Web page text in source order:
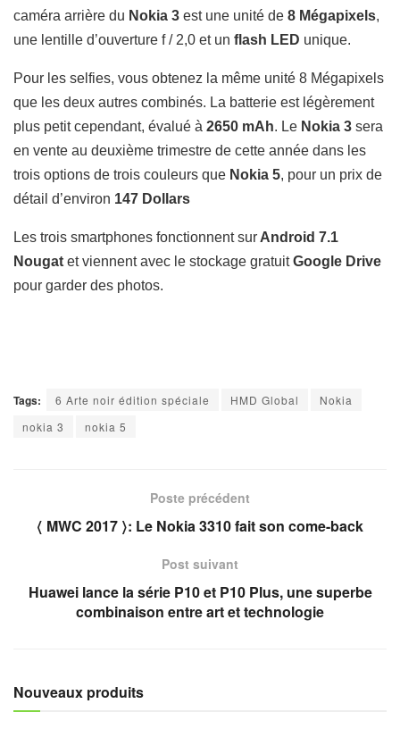
caméra arrière du Nokia 3 est une unité de 8 Mégapixels,
une lentille d’ouverture f / 2,0 et un flash LED unique.
Pour les selfies, vous obtenez la même unité 8 Mégapixels
que les deux autres combinés. La batterie est légèrement
plus petit cependant, évalué à 2650 mAh. Le Nokia 3 sera
en vente au deuxième trimestre de cette année dans les
trois options de trois couleurs que Nokia 5, pour un prix de
détail d’environ 147 Dollars
Les trois smartphones fonctionnent sur Android 7.1
Nougat et viennent avec le stockage gratuitGoogle Drive
pour garder des photos.
Tags: 6 Arte noir édition spéciale HMD Global
Nokia
nokia 3
nokia 5
Poste précédent
〈 MWC 2017 〉: Le Nokia 3310 fait son come-back
Post suivant
Huawei lance la série P10 et P10 Plus, une superbe
combinaison entre art et technologie
Nouveaux produits